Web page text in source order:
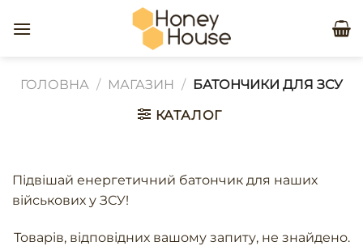
ГОЛОВНА / МАГАЗИН / БАТОНЧИКИ ДЛЯ ЗСУ
КАТАЛОГ
Підвішай енергетичний батончик для наших
військових у ЗСУ!
Товарів, відповідних вашому запиту, не знайдено.